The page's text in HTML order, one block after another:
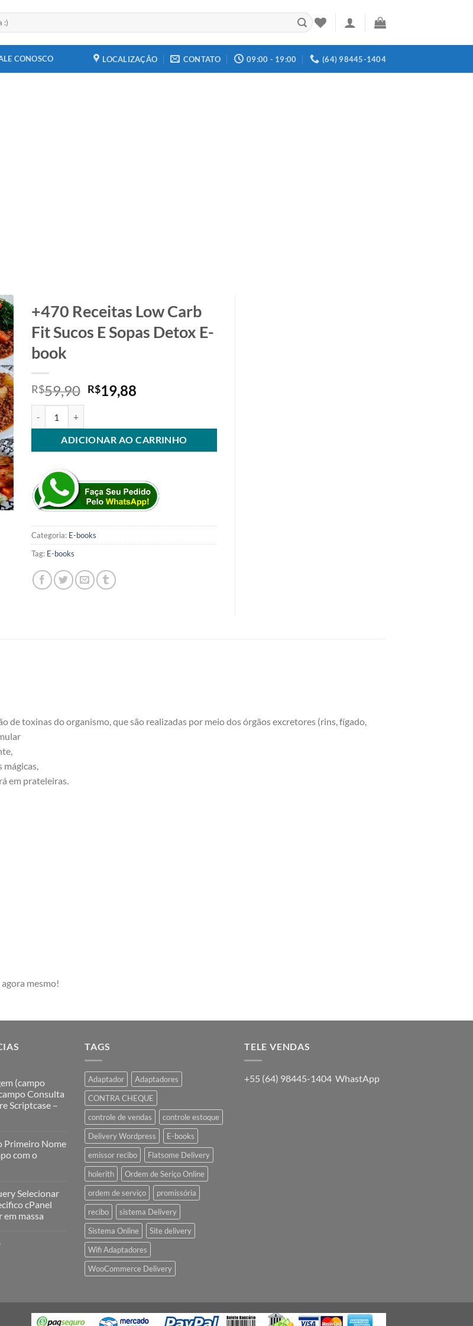
CONOSCO LOCALIZAÇÃO CONTATO 09:00 - 19:00 (64) 98445-1404
+470 Receitas Low Carb
Fit Sucos E Sopas Detox E-
book
R$59,90 O
preço
era:
R$59,90.
R$19,88
é:
R$19,88.
ADICIONAR AO CARRINHO
Categoria: E-books
Tag: E-books
de toxinas do organismo, que são realizadas por meio dos órgãos excretores (rins, fígado,
em prateleiras.
mesmo!
(campo
Consulta
Scriptcase –
Primeiro Nome
com o
Selecionar
cPanel
em massa
TAGS
Adaptador
Adaptadores
CONTRA CHEQUE
controle de vendas
controle estoque
Delivery Wordpress
E-books
emissor recibo
Flatsome Delivery
holerith
Ordem de Seriço Online
ordem de serviço
promissória
recibo
sistema Delivery
Sistema Online
Site delivery
Wifi Adaptadores
WooCommerce Delivery
TELE VENDAS
+55 (64) 98445-1404 WhastApp